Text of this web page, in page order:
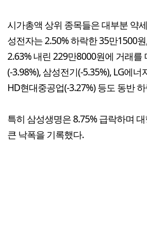
시가총액 상위 종목들은 대부분 약
성전자는 2.50% 하락한 35만1500
2.63% 내린 229만8000원에 거래를
(-3.98%), 삼성전기(-5.35%), LG에너
HD현대중공업(-3.27%) 등도 동반
특히 삼성생명은 8.75% 급락하며
큰 낙폭을 기록했다.